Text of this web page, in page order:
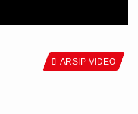
ARSIP VIDEO